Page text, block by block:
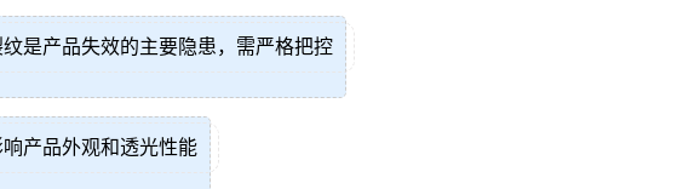
是产品失效的主要隐患，需严格把控
产品外观和透光性能